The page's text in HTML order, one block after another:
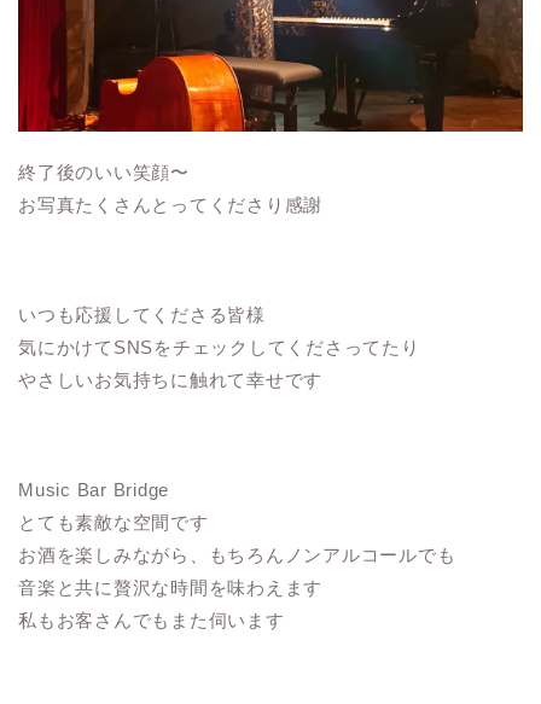
終了後のいい笑顔〜
お写真たくさんとってくださり感謝
いつも応援してくださる皆様
気にかけてSNSをチェックしてくださってたり
やさしいお気持ちに触れて幸せです
Music Bar Bridge
とても素敵な空間です
お酒を楽しみながら、もちろんノンアルコールでも
音楽と共に贅沢な時間を味わえます
私もお客さんでもまた伺います